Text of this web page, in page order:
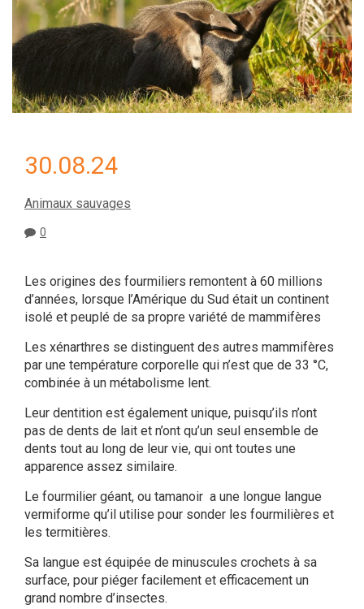
30.08.24
Animaux sauvages
0
Les origines des fourmiliers remontent à 60 millions
d’années, lorsque l’Amérique du Sud était un continent
isolé et peuplé de sa propre variété de mammifères
Les xénarthres se distinguent des autres mammifères
par une température corporelle qui n’est que de 33 °C,
combinée à un métabolisme lent.
Leur dentition est également unique, puisqu’ils n’ont
pas de dents de lait et n’ont qu’un seul ensemble de
dents tout au long de leur vie, qui ont toutes une
apparence assez similaire.
Le fourmilier géant, ou tamanoir a une longue langue
vermiforme qu’il utilise pour sonder les fourmilières et
les termitières.
Sa langue est équipée de minuscules crochets à sa
surface, pour piéger facilement et efficacement un
grand nombre d’insectes.